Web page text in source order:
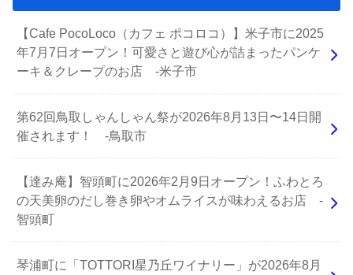
【Cafe PocoLoco（カフェ ポコロコ）】米子市に2025
年7月7日オープン！可愛さと遊び心が詰まったパンケ
ーキ＆クレープのお店 -米子市
第62回鳥取しゃんしゃん祭が2026年8月13日〜14日開
催されます！ -鳥取市
【達み庵】智頭町に2026年2月9日オープン！ふわとろ
の天美卵のだし巻き卵やオムライスが味わえるお店 -
智頭町
琴浦町に「TOTTORI星乃丘ワイナリー」が2026年8月